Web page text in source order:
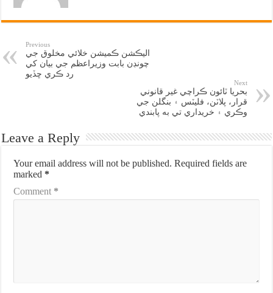
Previous
اليڪشن ڪميشن خلائي مخلوق جي
چونڊن بابت وزيراعظم جي بيان کي
رد ڪري ڇڏيو
Next
بحريا ٽائون ڪراچي غير قانوني
قرار، پلاٽن، فليٽس ۽ بنگلن جي
وڪري ۽ خريداري تي به پابندي
Leave a Reply
Your email address will not be published. Required fields are
marked *
Comment *